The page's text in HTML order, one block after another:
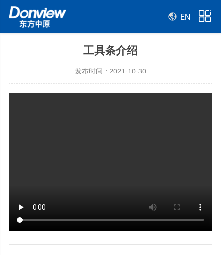
EN
工具条介绍
发布时间：2021-10-30